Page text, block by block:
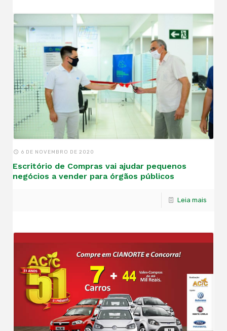
6 DE NOVEMBRO DE 2020
Escritório de Compras vai ajudar pequenos
negócios a vender para órgãos públicos
Leia mais